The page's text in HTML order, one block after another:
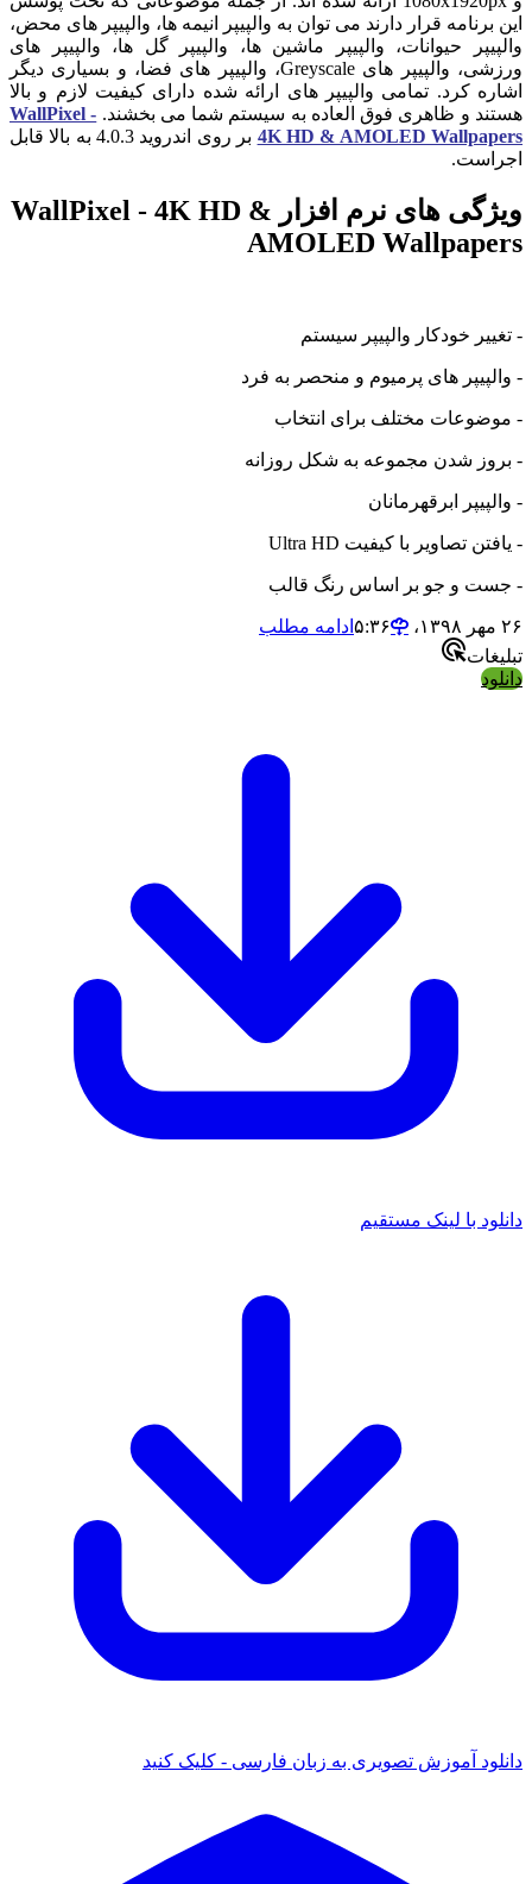
این برنامه قرار دارند می توان به والپیپر انیمه ها، والپیپر های محض،
والپیپر حیوانات، والپیپر ماشین ها، والپیپر گل ها، والپیپر های
ورزشی، والپیپر های Greyscale، والپیپر های فضا، و بسیاری دیگر
اشاره کرد. تمامی والپیپر های ارائه شده دارای کیفیت لازم و بالا
هستند و ظاهری فوق العاده به سیستم شما می بخشند. WallPixel -
4K HD & AMOLED Wallpapers
بر روی اندروید 4.0.3 به بالا قابل
اجراست.
ویژگی های نرم افزار WallPixel - 4K HD &
AMOLED Wallpapers
- تغییر خودکار والپیپر سیستم
- والپیپر های پرمیوم و منحصر به فرد
- موضوعات مختلف برای انتخاب
- بروز شدن مجموعه به شکل روزانه
- والپیپر ابرقهرمانان
- یافتن تصاویر با کیفیت Ultra HD
- جست و جو بر اساس رنگ قالب
۲۶ مهر ۱۳۹۸،‏ ۵:۳۶
ادامه مطلب
تبلیغات
دانلود
دانلود با لینک مستقیم
دانلود آموزش تصویری به زبان فارسی - کلیک کنید